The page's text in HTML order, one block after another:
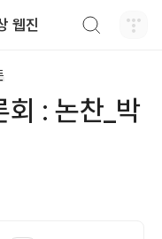
웹진
: 논찬_박